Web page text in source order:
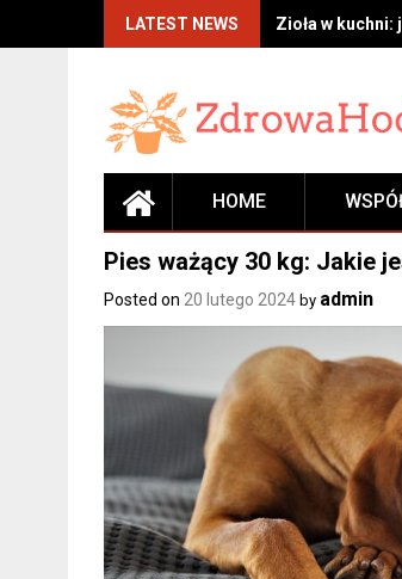
LATEST NEWS Zioła w kuchni:
HOME
Pies ważący 30 kg: Jakie
Posted on 20 lutego 2024 by admin